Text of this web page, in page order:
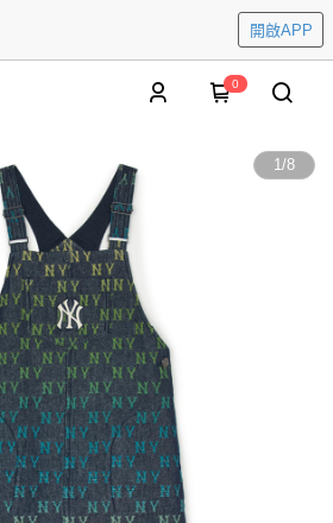
開啟APP
0
1/8